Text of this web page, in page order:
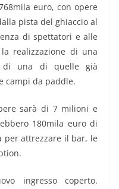
euro, con opere
pista del ghiaccio al
di spettatori e alle
realizzazione di una
di una di quelle già
campi da paddle.
sarà di 7 milioni e
180mila euro di
attrezzare il bar, le
ingresso coperto.